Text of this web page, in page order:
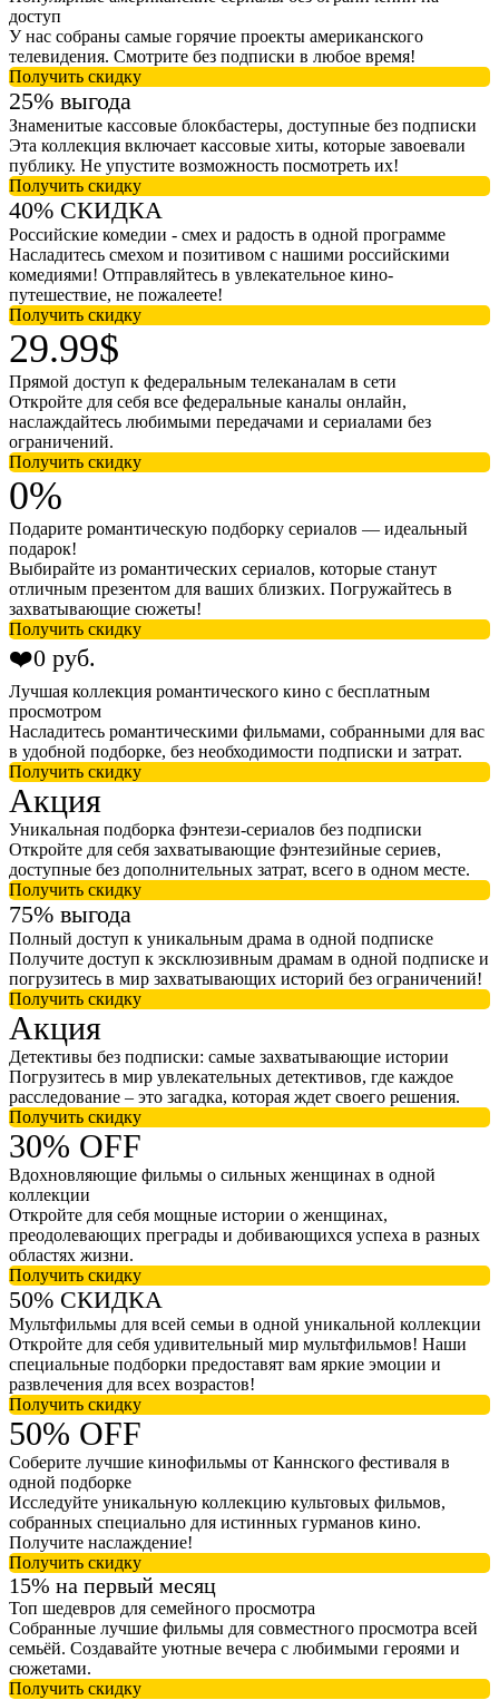
доступ
У нас собраны самые горячие проекты американского
телевидения. Смотрите без подписки в любое время!
Получить скидку
25% выгода
Знаменитые кассовые блокбастеры, доступные без подписки
Эта коллекция включает кассовые хиты, которые завоевали
публику. Не упустите возможность посмотреть их!
Получить скидку
40% СКИДКА
Российские комедии - смех и радость в одной программе
Насладитесь смехом и позитивом с нашими российскими
комедиями! Отправляйтесь в увлекательное кино-
путешествие, не пожалеете!
Получить скидку
29.99$
Прямой доступ к федеральным телеканалам в сети
Откройте для себя все федеральные каналы онлайн,
наслаждайтесь любимыми передачами и сериалами без
ограничений.
Получить скидку
0%
Подарите романтическую подборку сериалов — идеальный
подарок!
Выбирайте из романтических сериалов, которые станут
отличным презентом для ваших близких. Погружайтесь в
захватывающие сюжеты!
Получить скидку
❤️0 руб.
Лучшая коллекция романтического кино с бесплатным
просмотром
Насладитесь романтическими фильмами, собранными для вас
в удобной подборке, без необходимости подписки и затрат.
Получить скидку
Акция
Уникальная подборка фэнтези-сериалов без подписки
Откройте для себя захватывающие фэнтезийные сериев,
доступные без дополнительных затрат, всего в одном месте.
Получить скидку
75% выгода
Полный доступ к уникальным драма в одной подписке
Получите доступ к эксклюзивным драмам в одной подписке и
погрузитесь в мир захватывающих историй без ограничений!
Получить скидку
Акция
Детективы без подписки: самые захватывающие истории
Погрузитесь в мир увлекательных детективов, где каждое
расследование – это загадка, которая ждет своего решения.
Получить скидку
30% OFF
Вдохновляющие фильмы о сильных женщинах в одной
коллекции
Откройте для себя мощные истории о женщинах,
преодолевающих преграды и добивающихся успеха в разных
областях жизни.
Получить скидку
50% СКИДКА
Мультфильмы для всей семьи в одной уникальной коллекции
Откройте для себя удивительный мир мультфильмов! Наши
специальные подборки предоставят вам яркие эмоции и
развлечения для всех возрастов!
Получить скидку
50% OFF
Соберите лучшие кинофильмы от Каннского фестиваля в
одной подборке
Исследуйте уникальную коллекцию культовых фильмов,
собранных специально для истинных гурманов кино.
Получите наслаждение!
Получить скидку
15% на первый месяц
Топ шедевров для семейного просмотра
Собранные лучшие фильмы для совместного просмотра всей
семьёй. Создавайте уютные вечера с любимыми героями и
сюжетами.
Получить скидку